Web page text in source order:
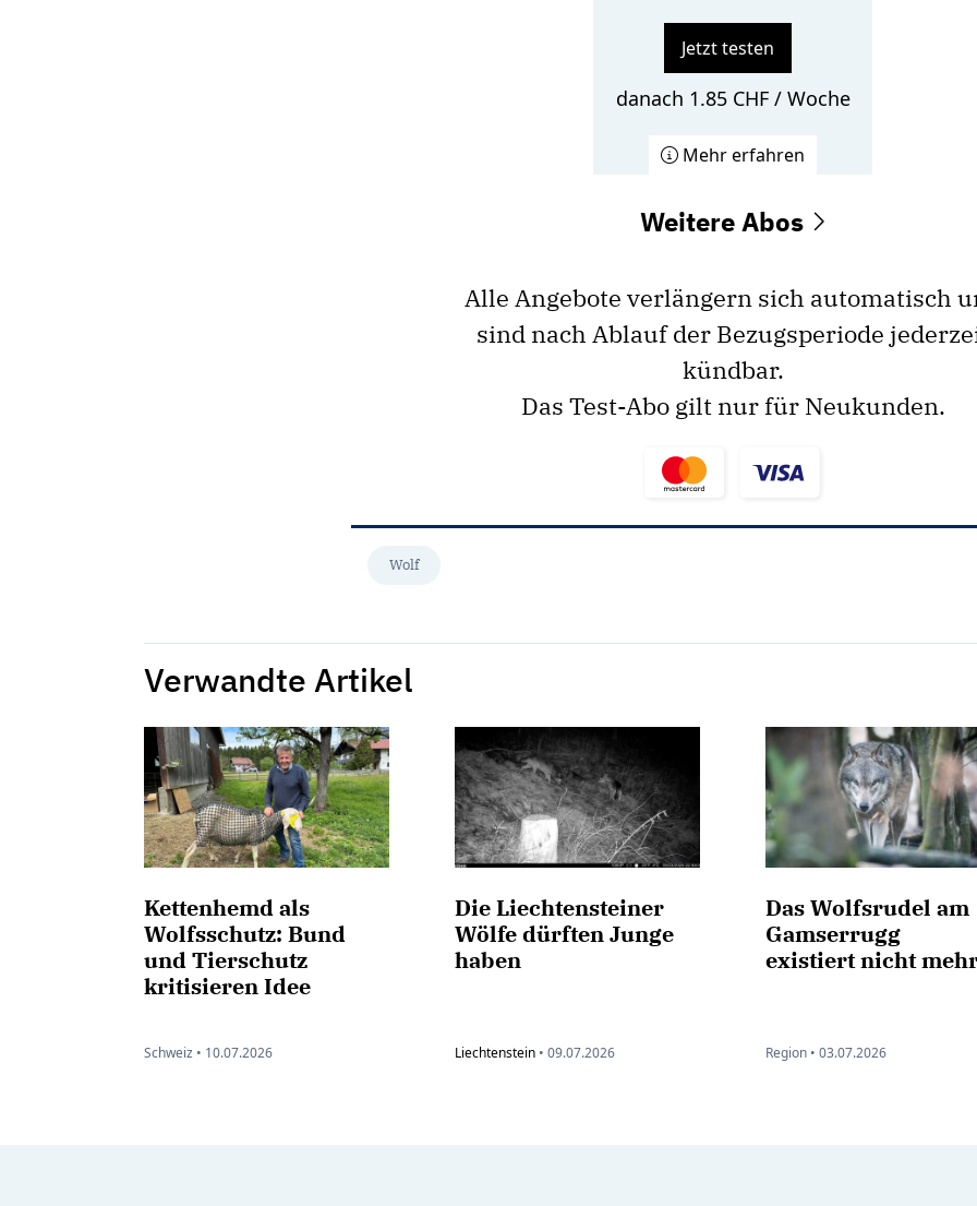
Jetzt testen
danach 1.85 CHF / Woche
Mehr erfahren
Weitere Abos
Alle Angebote verlängern sich automatisch
sind nach Ablauf der Bezugsperiode
kündbar.
Das Test-Abo gilt nur für Neukunden.
Wolf
Verwandte Artikel
Kettenhemd als
Wolfsschutz: Bund
und Tierschutz
kritisieren Idee
Schweiz • 10.07.2026
Die Liechtensteiner
Wölfe dürften Junge
haben
Liechtenstein • 09.07.2026
Das Wolfsrudel am
Gamserrugg
existiert nicht
Region • 03.07.2026